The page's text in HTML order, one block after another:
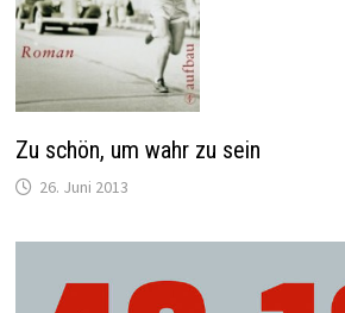
Zu schön, um wahr zu sein
26. Juni 2013